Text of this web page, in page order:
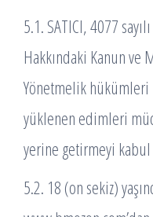
5.1. SATICI, 4077
Hakkındaki Kanun ve
Yönetmelik hükümleri
yüklenen edimleri
yerine getirmeyi
5.2. 18 (on sekiz)